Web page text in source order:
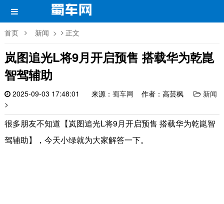
首页 新闻 > 正文
岚图追光L将9月开启预售 搭载华为乾崑
智驾辅助
2025-09-03 17:48:01 来源： 蜀车网 作者：高芸枫
新闻
>
很多朋友不知道【岚图追光L将9月开启预售 搭载华为乾崑智
驾辅助】，今天小绿就为大家解答一下。